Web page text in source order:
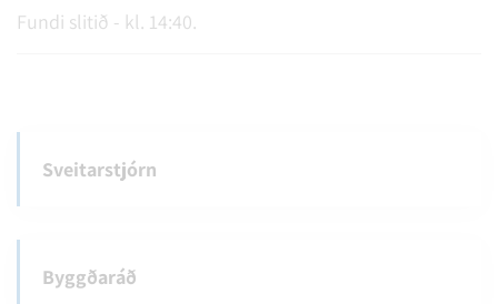
Fundi slitið - kl. 14:40.
Sveitarstjórn
Byggðaráð